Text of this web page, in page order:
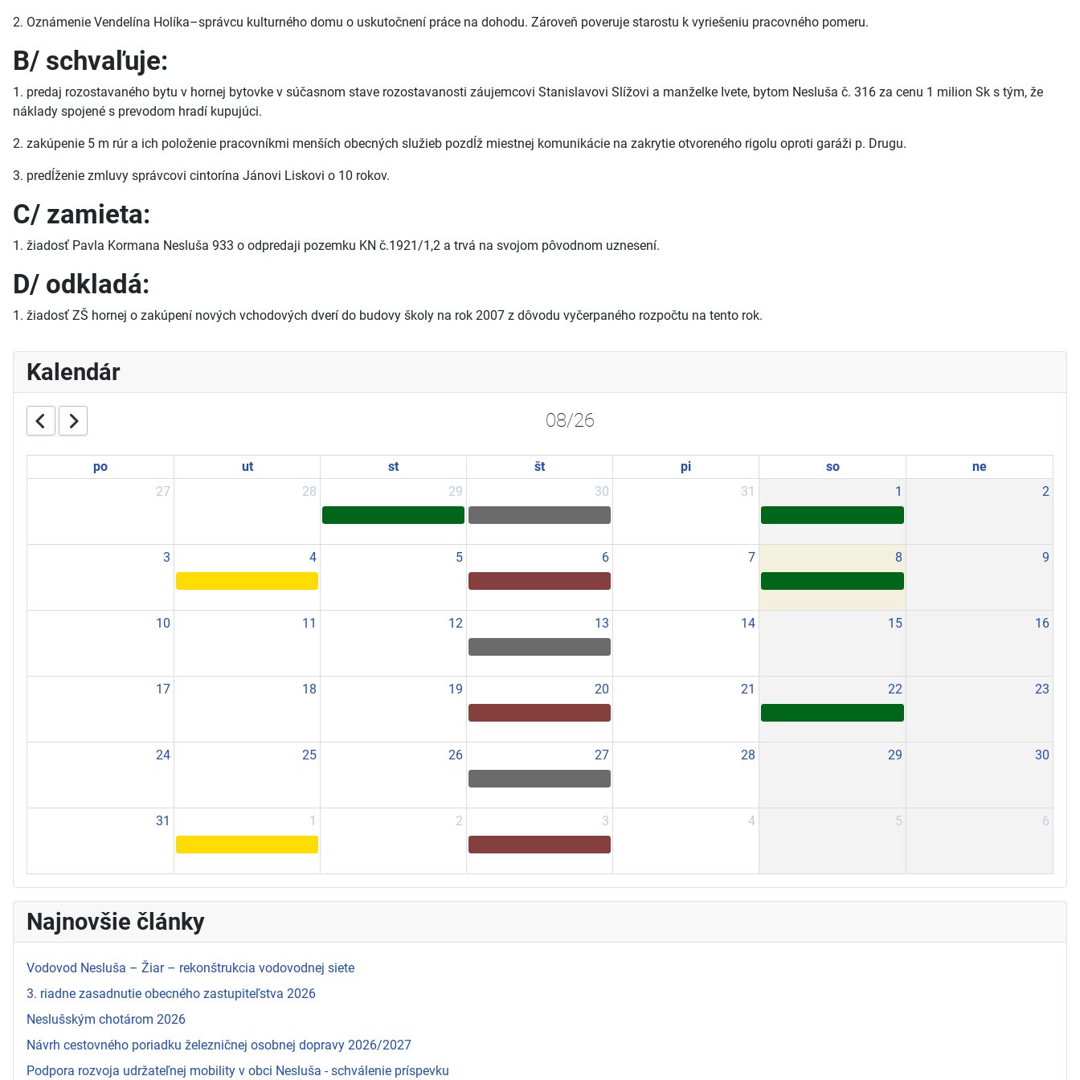
2. Oznámenie Vendelína Holíka–správcu kulturného domu o uskutočnení práce na dohodu. Zároveň poveruje starostu k vyriešeniu pracovného pomeru.
B/ schvaľuje:
1. predaj rozostavaného bytu v hornej bytovke v súčasnom stave rozostavanosti záujemcovi Stanislavovi Slížovi a manželke Ivete, bytom Nesluša č. 316 za cenu 1 milion Sk s tým, že
náklady spojené s prevodom hradí kupujúci.
2. zakúpenie 5 m rúr a ich položenie pracovníkmi menších obecných služieb pozdĺž miestnej komunikácie na zakrytie otvoreného rigolu oproti garáži p. Drugu.
3. predĺženie zmluvy správcovi cintorína Jánovi Liskovi o 10 rokov.
C/ zamieta:
1. žiadosť Pavla Kormana Nesluša 933 o odpredaji pozemku KN č.1921/1,2 a trvá na svojom pôvodnom uznesení.
D/ odkladá:
1. žiadosť ZŠ hornej o zakúpení nových vchodových dverí do budovy školy na rok 2007 z dôvodu vyčerpaného rozpočtu na tento rok.
Kalendár
08/26
po ut st št pi so
ne
27
28 29 30 31 1 2
3 4 5 6 7 8 9
10 11 12 13 14 15 16
17 18 19 20 21 22 23
24 25 26 27 28 29 30
31 1 2 3 4 5 6
Najnovšie články
Vodovod Nesluša – Žiar – rekonštrukcia vodovodnej siete
3. riadne zasadnutie obecného zastupiteľstva 2026
Neslušským chotárom 2026
Návrh cestovného poriadku železničnej osobnej dopravy 2026/2027
Podpora rozvoja udržateľnej mobility v obci Nesluša - schválenie príspevku